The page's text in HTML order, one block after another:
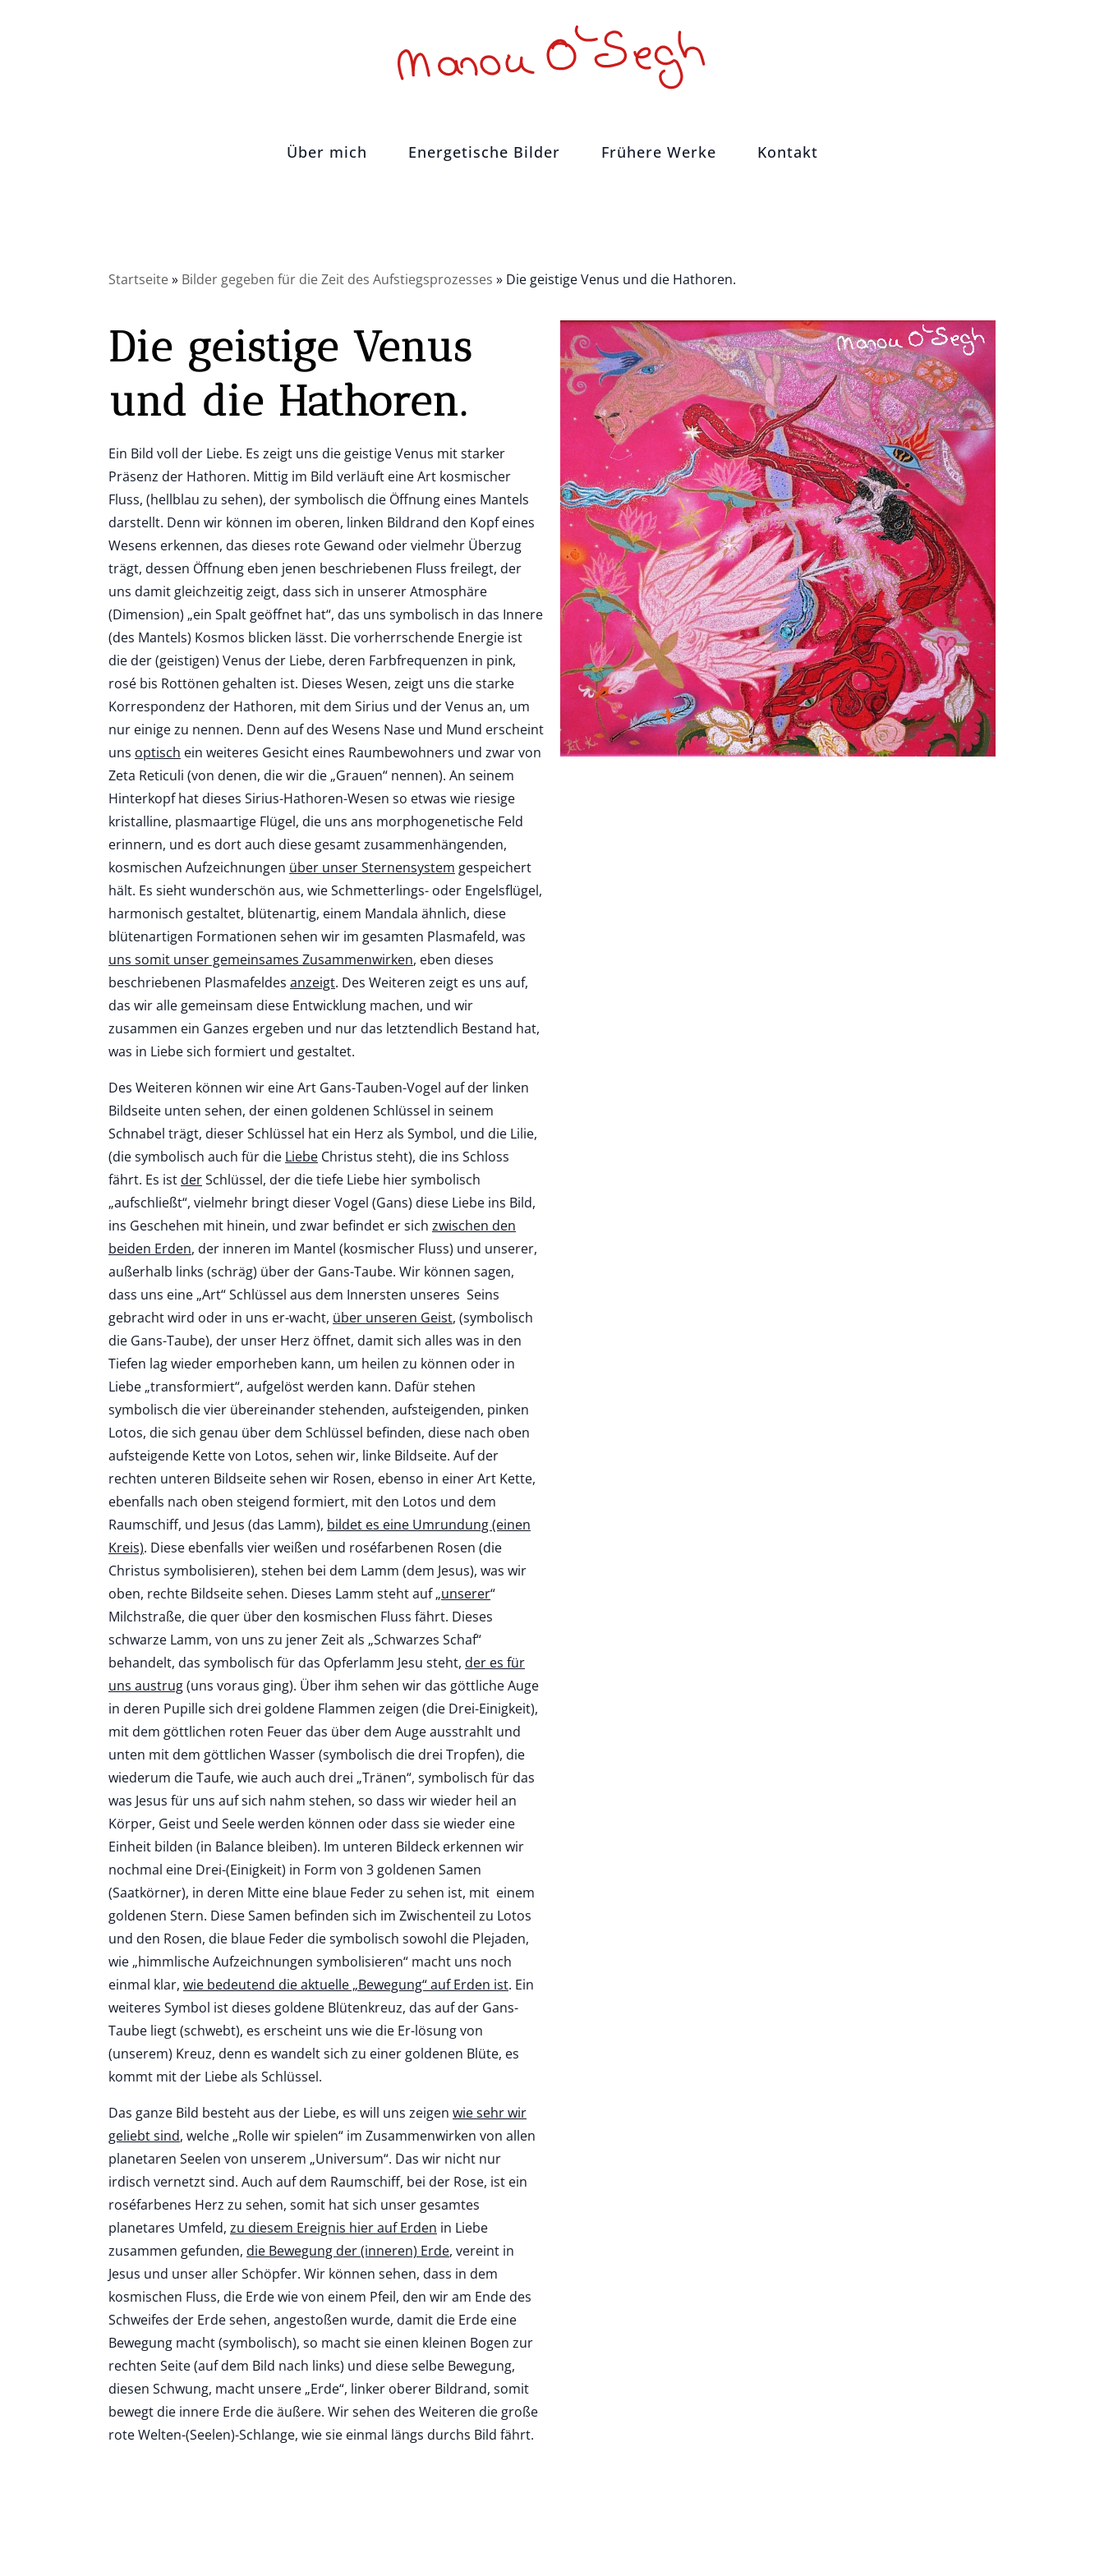
Über mich Energetische Bilder Frühere Werke
Tusche 3
Tusche 4
Kontakt
Startseite» Bilder gegeben für die Zeit des Aufstiegsprozesses » Die geistige Venus und die Hathoren.
Die geistige Venus
und die Hathoren.
Ein Bild voll der Liebe. Es zeigt uns die geistige Venus mit starker
Präsenz der Hathoren. Mittig im Bild verläuft eine Art kosmischer
Fluss, (hellblau zu sehen), der symbolisch die Öffnung eines Mantels
darstellt. Denn wir können im oberen, linken Bildrand den Kopf eines
Wesens erkennen, das dieses rote Gewand oder vielmehr Überzug
trägt, dessen Öffnung eben jenen beschriebenen Fluss freilegt, der
uns damit gleichzeitig zeigt, dass sich in unserer Atmosphäre
(Dimension) „ein Spalt geöffnet hat“, das uns symbolisch in das Innere
(des Mantels) Kosmos blicken lässt. Die vorherrschende Energie ist
die der (geistigen) Venus der Liebe, deren Farbfrequenzen in pink,
rosé bis Rottönen gehalten ist. Dieses Wesen, zeigt uns die starke
Korrespondenz der Hathoren, mit dem Sirius und der Venus an, um
nur einige zu nennen. Denn auf des Wesens Nase und Mund erscheint
uns optisch ein weiteres Gesicht eines Raumbewohners und zwar von
Zeta Reticuli (von denen, die wir die „Grauen“ nennen). An seinem
Hinterkopf hat dieses Sirius-Hathoren-Wesen so etwas wie riesige
kristalline, plasmaartige Flügel, die uns ans morphogenetische Feld
erinnern, und es dort auch diese gesamt zusammenhängenden,
kosmischen Aufzeichnungen über unser Sternensystem gespeichert
hält. Es sieht wunderschön aus, wie Schmetterlings- oder Engelsflügel,
harmonisch gestaltet, blütenartig, einem Mandala ähnlich, diese
blütenartigen Formationen sehen wir im gesamten Plasmafeld, was
uns somit unser gemeinsames Zusammenwirken, eben dieses
beschriebenen Plasmafeldes anzeigt. Des Weiteren zeigt es uns auf,
das wir alle gemeinsam diese Entwicklung machen, und wir
zusammen ein Ganzes ergeben und nur das letztendlich Bestand hat,
was in Liebe sich formiert und gestaltet.
Des Weiteren können wir eine Art Gans-Tauben-Vogel auf der linken
Bildseite unten sehen, der einen goldenen Schlüssel in seinem
Schnabel trägt, dieser Schlüssel hat ein Herz als Symbol, und die Lilie,
(die symbolisch auch für die Liebe Christus steht), die ins Schloss
fährt. Es ist derSchlüssel, der die tiefe Liebe hier symbolisch
„aufschließt“, vielmehr bringt dieser Vogel (Gans) diese Liebe ins Bild,
ins Geschehen mit hinein, und zwar befindet er sich zwischen den
beiden Erden, der inneren im Mantel (kosmischer Fluss) und unserer,
außerhalb links (schräg) über der Gans-Taube. Wir können sagen,
dass uns eine „Art“ Schlüssel aus dem Innersten unseres Seins
gebracht wird oder in uns er-wacht, über unseren Geist, (symbolisch
die Gans-Taube), der unser Herz öffnet, damit sich alles was in den
Tiefen lag wieder emporheben kann, um heilen zu können oder in
Liebe „transformiert“, aufgelöst werden kann. Dafür stehen
symbolisch die vier übereinander stehenden, aufsteigenden, pinken
Lotos, die sich genau über dem Schlüssel befinden, diese nach oben
aufsteigende Kette von Lotos, sehen wir, linke Bildseite. Auf der
rechten unteren Bildseite sehen wir Rosen, ebenso in einer Art Kette,
ebenfalls nach oben steigend formiert, mit den Lotos und dem
Raumschiff, und Jesus (das Lamm), bildet es eine Umrundung (einen
Kreis). Diese ebenfalls vier weißen und roséfarbenen Rosen (die
Christus symbolisieren), stehen bei dem Lamm (dem Jesus), was wir
oben, rechte Bildseite sehen. Dieses Lamm steht auf „unserer“
Milchstraße, die quer über den kosmischen Fluss fährt. Dieses
schwarze Lamm, von uns zu jener Zeit als „Schwarzes Schaf“
behandelt, das symbolisch für das Opferlamm Jesu steht, der es für
uns austrug(uns voraus ging). Über ihm sehen wir das göttliche Auge
in deren Pupille sich drei goldene Flammen zeigen (die Drei-Einigkeit),
mit dem göttlichen roten Feuer das über dem Auge ausstrahlt und
unten mit dem göttlichen Wasser (symbolisch die drei Tropfen), die
wiederum die Taufe, wie auch auch drei „Tränen“, symbolisch für das
was Jesus für uns auf sich nahm stehen, so dass wir wieder heil an
Körper, Geist und Seele werden können oder dass sie wieder eine
Einheit bilden (in Balance bleiben). Im unteren Bildeck erkennen wir
nochmal eine Drei-(Einigkeit) in Form von 3 goldenen Samen
(Saatkörner), in deren Mitte eine blaue Feder zu sehen ist, mit einem
goldenen Stern. Diese Samen befinden sich im Zwischenteil zu Lotos
und den Rosen, die blaue Feder die symbolisch sowohl die Plejaden,
wie „himmlische Aufzeichnungen symbolisieren“ macht uns noch
einmal klar, wie bedeutend die aktuelle „Bewegung“ auf Erden ist. Ein
weiteres Symbol ist dieses goldene Blütenkreuz, das auf der Gans-
Taube liegt (schwebt), es erscheint uns wie die Er-lösung von
(unserem) Kreuz, denn es wandelt sich zu einer goldenen Blüte, es
kommt mit der Liebe als Schlüssel.
Das ganze Bild besteht aus der Liebe, es will uns zeigen wie sehr wir
geliebt sind, welche „Rolle wir spielen“ im Zusammenwirken von allen
planetaren Seelen von unserem „Universum“. Das wir nicht nur
irdisch vernetzt sind. Auch auf dem Raumschiff, bei der Rose, ist ein
roséfarbenes Herz zu sehen, somit hat sich unser gesamtes
planetares Umfeld, zu diesem Ereignis hier auf Erden in Liebe
zusammen gefunden, die Bewegung der (inneren) Erde, vereint in
Jesus und unser aller Schöpfer. Wir können sehen, dass in dem
kosmischen Fluss, die Erde wie von einem Pfeil, den wir am Ende des
Schweifes der Erde sehen, angestoßen wurde, damit die Erde eine
Bewegung macht (symbolisch), so macht sie einen kleinen Bogen zur
rechten Seite (auf dem Bild nach links) und diese selbe Bewegung,
diesen Schwung, macht unsere „Erde“, linker oberer Bildrand, somit
bewegt die innere Erde die äußere. Wir sehen des Weiteren die große
rote Welten-(Seelen)-Schlange, wie sie einmal längs durchs Bild fährt.